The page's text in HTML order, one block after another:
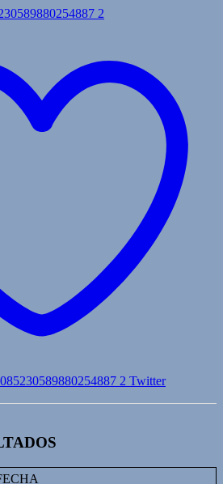
2
2 Twitter